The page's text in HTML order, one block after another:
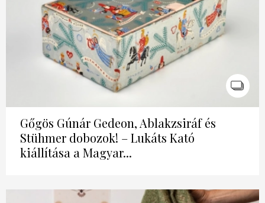
Gőgös Gúnár Gedeon, Ablakzsiráf és
Stühmer dobozok! – Lukáts Kató
kiállítása a Magyar...